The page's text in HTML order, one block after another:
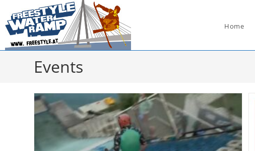
Inhalt
springen
Home
Events